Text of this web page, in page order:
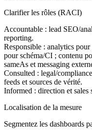
Clarifier les rôles (RACI)
Accountable : lead SEO/
reporting.
Responsible : analytics
pour schéma/CI ; contenu
sameAs et messaging
Consulted : legal/
feeds et sources de vérité.
Informed : direction et sales
Localisation de la mesure
Segmentez les dashboards